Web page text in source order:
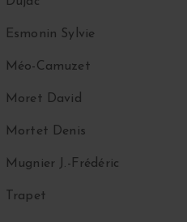
Esmonin Sylvie
Méo-Camuzet
Moret David
Mortet Denis
Mugnier J.-Frédéric
Trapet